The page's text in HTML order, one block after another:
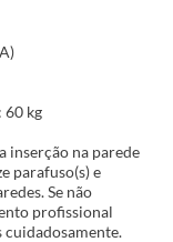
60 kg
inserção na parede
parafuso(s) e
Se não
profissional
cuidadosamente.